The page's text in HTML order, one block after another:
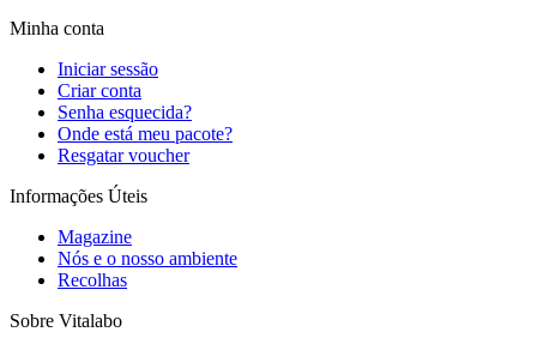
Minha conta
Iniciar sessão
Criar conta
Senha esquecida?
Onde está meu pacote?
Resgatar voucher
Informações Úteis
Magazine
Nós e o nosso ambiente
Recolhas
Sobre Vitalabo